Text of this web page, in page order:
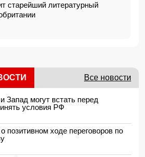
старейший литературный
Все новости
Запад могут встать перед
условия РФ
ходе переговоров по